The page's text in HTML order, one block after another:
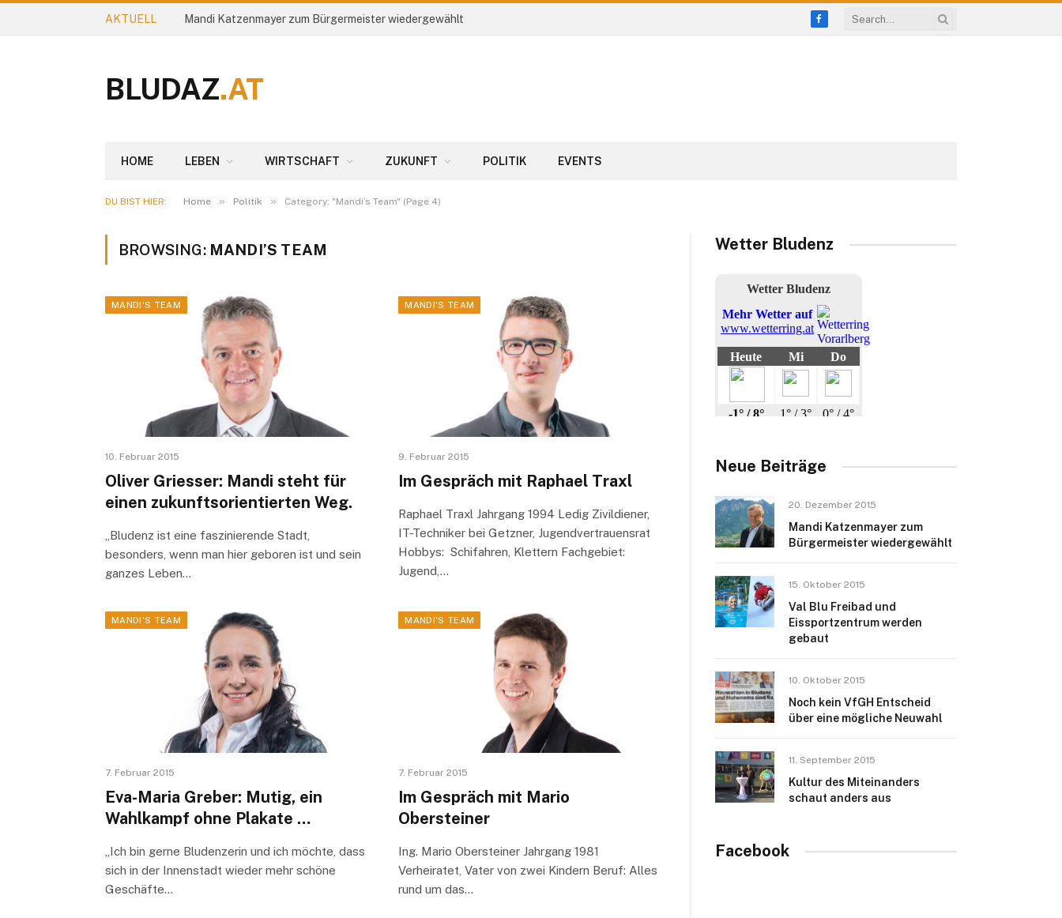
AKTUELL Mandi Katzenmayer zum Bürgermeister wiedergewählt
Facebook
BLUDAZ.AT
HOME LEBEN WIRTSCHAFT ZUKUNFT POLITIK EVENTS
DU BIST HIER: Home » Politik » Category: "Mandi’s Team" (Page 4)
BROWSING: MANDI’S TEAM
MANDI'S TEAM
10. Februar 2015
Oliver Griesser: Mandi steht für
einen zukunftsorientierten Weg.
„Bludenz ist eine faszinierende Stadt,
besonders, wenn man hier geboren ist und sein
ganzes Leben…
MANDI'S TEAM
9. Februar 2015
Im Gespräch mit Raphael Traxl
Raphael Traxl Jahrgang 1994 Ledig Zivildiener,
IT-Techniker bei Getzner, Jugendvertrauensrat
Hobbys: Schifahren, Klettern Fachgebiet:
Jugend,…
MANDI'S TEAM
7. Februar 2015
Eva-Maria Greber: Mutig, ein
Wahlkampf ohne Plakate …
„Ich bin gerne Bludenzerin und ich möchte, dass
sich in der Innenstadt wieder mehr schöne
Geschäfte…
MANDI'S TEAM
7. Februar 2015
Im Gespräch mit Mario
Obersteiner
Ing. Mario Obersteiner Jahrgang 1981
Verheiratet, Vater von zwei Kindern Beruf: Alles
rund um das…
Wetter Bludenz
Neue Beiträge
20. Dezember 2015
Mandi Katzenmayer zum
Bürgermeister wiedergewählt
15. Oktober 2015
Val Blu Freibad und
Eissportzentrum werden
gebaut
10. Oktober 2015
Noch kein VfGH Entscheid
über eine mögliche Neuwahl
11. September 2015
Kultur des Miteinanders
schaut anders aus
Facebook